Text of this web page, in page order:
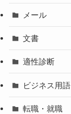
メール
文書
適性診断
ビジネス用語
転職・就職